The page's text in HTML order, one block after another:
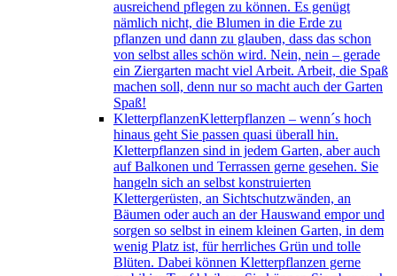
ausreichend pflegen zu können. Es genügt
nämlich nicht, die Blumen in die Erde zu
pflanzen und dann zu glauben, dass das schon
von selbst alles schön wird. Nein, nein – gerade
ein Ziergarten macht viel Arbeit. Arbeit, die Spaß
machen soll, denn nur so macht auch der Garten
Spaß!
KletterpflanzenKletterpflanzen – wenn´s hoch
hinaus geht Sie passen quasi überall hin.
Kletterpflanzen sind in jedem Garten, aber auch
auf Balkonen und Terrassen gerne gesehen. Sie
hangeln sich an selbst konstruierten
Klettergerüsten, an Sichtschutzwänden, an
Bäumen oder auch an der Hauswand empor und
sorgen so selbst in einem kleinen Garten, in dem
wenig Platz ist, für herrliches Grün und tolle
Blüten. Dabei können Kletterpflanzen gerne